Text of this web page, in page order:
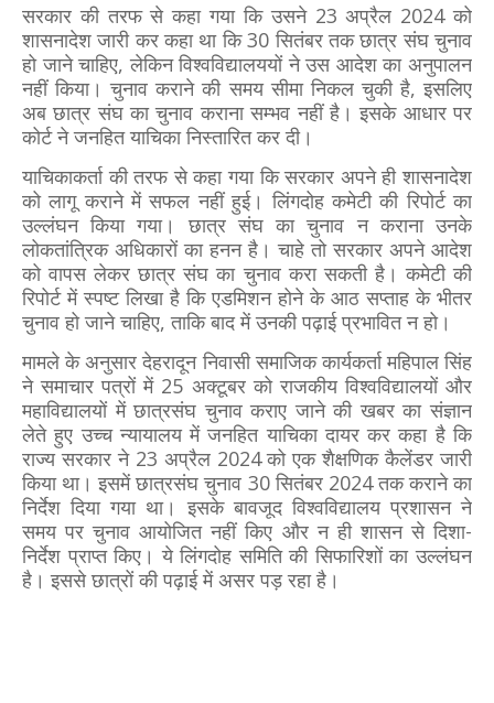
सरकार की तरफ से कहा गया कि उसने 23 अप्रैल 2024 को
शासनादेश जारी कर कहा था कि 30 सितंबर तक छात्र संघ चुनाव
हो जाने चाहिए, लेकिन विश्वविद्यालययों ने उस आदेश का अनुपालन
नहीं किया। चुनाव कराने की समय सीमा निकल चुकी है, इसलिए
अब छात्र संघ का चुनाव कराना सम्भव नहीं है। इसके आधार पर
कोर्ट ने जनहित याचिका निस्तारित कर दी।
याचिकाकर्ता की तरफ से कहा गया कि सरकार अपने ही शासनादेश
को लागू कराने में सफल नहीं हुई। लिंगदोह कमेटी की रिपोर्ट का
उल्लंघन किया गया। छात्र संघ का चुनाव न कराना उनके
लोकतांत्रिक अधिकारों का हनन है। चाहे तो सरकार अपने आदेश
को वापस लेकर छात्र संघ का चुनाव करा सकती है। कमेटी की
रिपोर्ट में स्पष्ट लिखा है कि एडमिशन होने के आठ सप्ताह के भीतर
चुनाव हो जाने चाहिए, ताकि बाद में उनकी पढ़ाई प्रभावित न हो।
मामले के अनुसार देहरादून निवासी समाजिक कार्यकर्ता महिपाल सिंह
ने समाचार पत्रों में 25 अक्टूबर को राजकीय विश्वविद्यालयों और
महाविद्यालयों में छात्रसंघ चुनाव कराए जाने की खबर का संज्ञान
लेते हुए उच्च न्यायालय में जनहित याचिका दायर कर कहा है कि
राज्य सरकार ने 23 अप्रैल 2024 को एक शैक्षणिक कैलेंडर जारी
किया था। इसमें छात्रसंघ चुनाव 30 सितंबर 2024 तक कराने का
निर्देश दिया गया था। इसके बावजूद विश्वविद्यालय प्रशासन ने
समय पर चुनाव आयोजित नहीं किए और न ही शासन से दिशा-
निर्देश प्राप्त किए। ये लिंगदोह समिति की सिफारिशों का उल्लंघन
है। इससे छात्रों की पढ़ाई में असर पड़ रहा है।